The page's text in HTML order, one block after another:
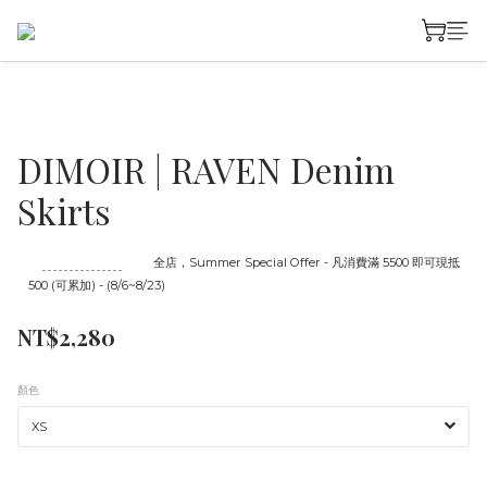
DIMOIR | RAVEN Denim
Skirts
全店，Summer Special Offer - 凡消費滿 5500 即可現抵
500 (可累加) - (8/6~8/23)
NT$2,280
顏色